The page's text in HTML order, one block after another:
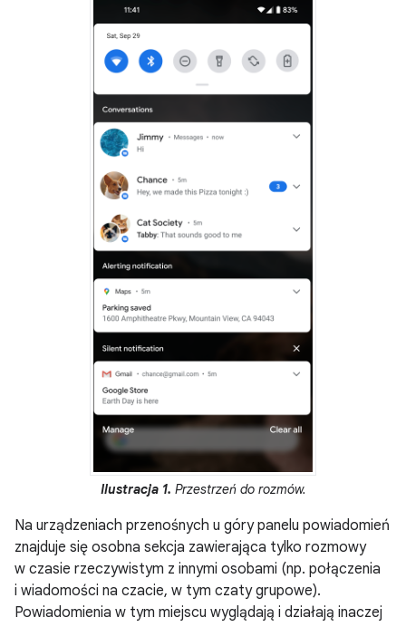
Ilustracja 1. Przestrzeń do rozmów.
Na urządzeniach przenośnych u góry panelu powiadomień
znajduje się osobna sekcja zawierająca tylko rozmowy
w czasie rzeczywistym z innymi osobami (np. połączenia
i wiadomości na czacie, w tym czaty grupowe).
Powiadomienia w tym miejscu wyglądają i działają inaczej